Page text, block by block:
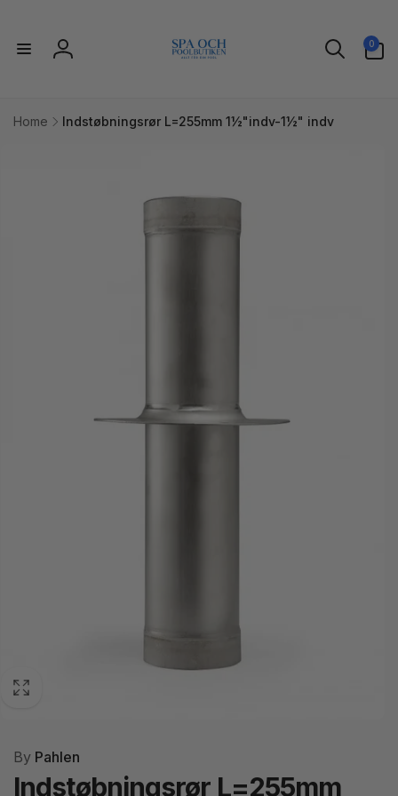
Log
0
varer
Home
Indstøbningsrør L=255mm 1½"indv-1½" indv
By Pahlen
Indstøbningsrør L=255mm